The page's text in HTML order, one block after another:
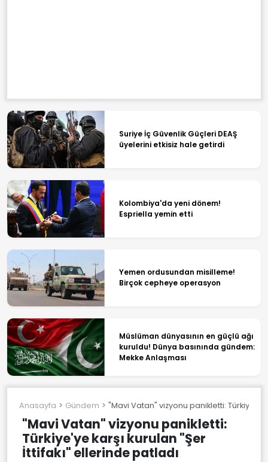
Suriye İç Güvenlik Güçleri DEAŞ
üyelerini etkisiz hale getirdi
Kolombiya'da yeni dönem!
Espriella yemin etti
Yemen ordusundan misilleme!
Birçok cepheye operasyon
Müslüman dünyasının en güçlü ağı
kuruldu! Dünya basınında gündem:
Mekke Anlaşması
Anasayfa Gündem "Mavi Vatan" vizyonu panikletti:
"Mavi Vatan" vizyonu panikletti:
Türkiye'ye karşı kurulan "Şer
İttifakı" ellerinde patladı